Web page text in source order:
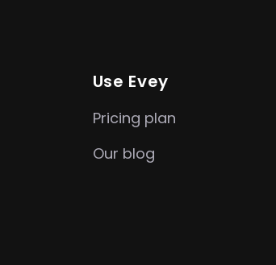
Use Evey
Pricing plan
Our blog